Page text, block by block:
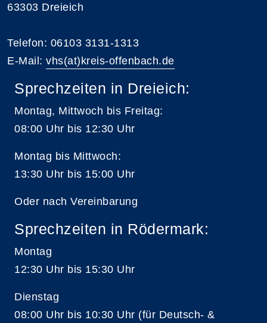
63303 Dreieich
Telefon: 06103 3131-1313
E-Mail: vhs(at)kreis-offenbach.de
Sprechzeiten in Dreieich:
Montag, Mittwoch bis Freitag:
08:00 Uhr bis 12:30 Uhr
Montag bis Mittwoch:
13:30 Uhr bis 15:00 Uhr
Oder nach Vereinbarung
Sprechzeiten in Rödermark:
Montag
12:30 Uhr bis 15:30 Uhr
Dienstag
08:00 Uhr bis 10:30 Uhr (für Deutsch- &